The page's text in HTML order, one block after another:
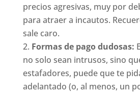
precios agresivas, muy por
para atraer a incautos.
sale caro.
Formas de pago dudosas:
no solo sean intrusos, sino
estafadores, puede que te
adelantado (o, al menos, un